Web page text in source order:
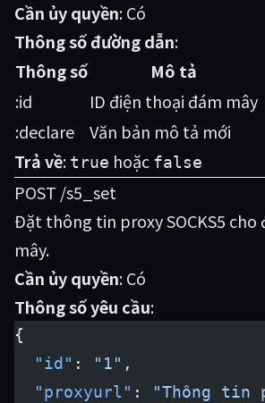
Cần ủy quyền: Có
Thông số đường dẫn:
Thông số
Mô tả
:id
ID điện thoại đám mây
:declare
Văn bản mô tả mới
Trả về: true hoặc false
POST /s5_set
Đặt thông tin proxy SOCKS5 cho
mây.
Cần ủy quyền: Có
Thông số yêu cầu:
{
  "id"
: "1" ,
  "proxyurl"
: "Thông tin